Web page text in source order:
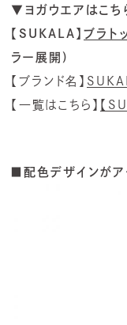
▼ヨガウエアはこ
【SUKALA】 ブラト
ラー展開)
【ブランド名】
【一覧はこちら】 【
■配色デザインがア